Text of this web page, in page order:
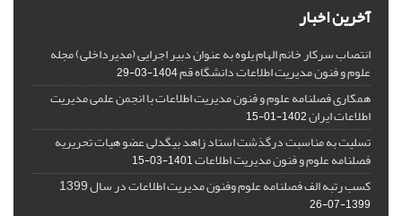
آخرین اخبار
انتصاب سرکار خانم الهام یلوه به عنوان دبیر اجرایی (مدیرداخلی) مجله
علوم و فنون مدیریت اطلاعات دانشگاه قم1404-03-29
همکاری فصلنامه علوم و فنون مدیریت اطلاعات با انجمن علمی مدیریت
اطلاعات ایران1402-01-15
تسلیت به مناسبت درگذشت استاد زاهد بیگدلی عضو هیات تحریریه
فصلنامه علوم و فنون مدیریت اطلاعات1401-03-15
کسب رتبه الف فصلنامه علوم وفنون مدیریت اطلاعات در سال 1399
1399-07-26